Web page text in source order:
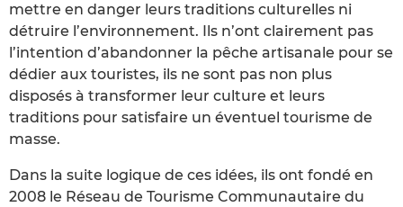
mettre en danger leurs traditions culturelles ni
détruire l’environnement. Ils n’ont clairement pas
l’intention d’abandonner la pêche artisanale pour se
dédier aux touristes, ils ne sont pas non plus
disposés à transformer leur culture et leurs
traditions pour satisfaire un éventuel tourisme de
masse.
Dans la suite logique de ces idées, ils ont fondé en
2008 le Réseau de Tourisme Communautaire du